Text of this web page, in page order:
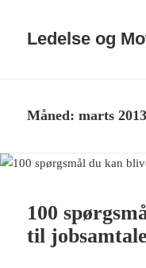
Ledelse og
Måned:marts 2013
100
til